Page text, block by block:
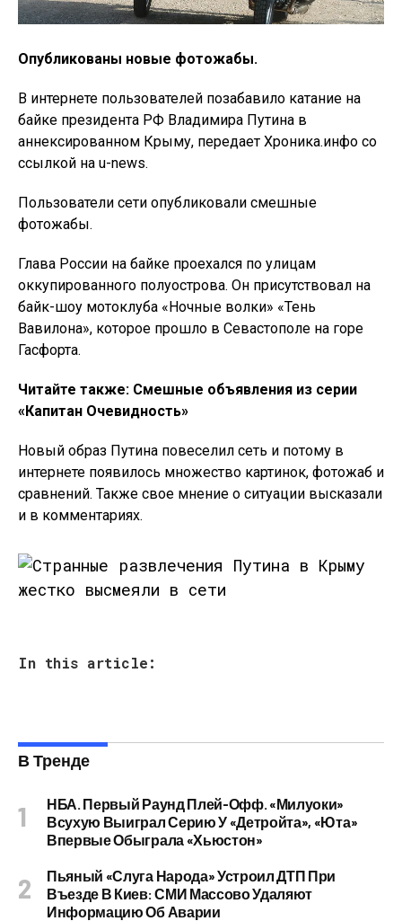
Опубликованы новые фотожабы.
В интернете пользователей позабавило катание на
байке президента РФ Владимира Путина в
аннексированном Крыму, передает Хроника.инфо со
ссылкой на u-news.
Пользователи сети опубликовали смешные
фотожабы.
Глава России на байке проехался по улицам
оккупированного полуострова. Он присутствовал на
байк-шоу мотоклуба «Ночные волки» «Тень
Вавилона», которое прошло в Севастополе на горе
Гасфорта.
Читайте также: Смешные объявления из серии
«Капитан Очевидность»
Новый образ Путина повеселил сеть и потому в
интернете появилось множество картинок, фотожаб и
сравнений. Также свое мнение о ситуации высказали
и в комментариях.
In this article:
В Тренде
НБА. Первый Раунд Плей-Офф. «Милуоки»
Всухую Выиграл Серию У «Детройта», «Юта»
Впервые Обыграла «Хьюстон»
Пьяный «слуга Народа» Устроил ДТП При
Въезде В Киев: СМИ Массово Удаляют
Информацию Об Аварии